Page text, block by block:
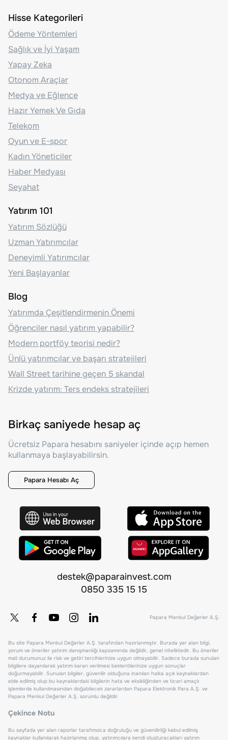
Hisse Kategorileri
Ödeme Yöntemleri
Sağlık ve İyi Yaşam
Yapay Zeka
Otonom Araçlar
Medya ve Eğlence
Hazır Yemek Ve Gıda
Telekom
Oyun ve E-spor
Kadın Yöneticiler
Haber Medyası
Seyahat
Yatırım 101
Yatırım Sözlüğü
Uzman Yatırımcılar
Deneyimli Yatırımcılar
Yeni Başlayanlar
Blog
Yatırımda Çeşitlendirmenin Önemi
Öğrenciler nasıl yatırım yapabilir?
Modern portföy teorisi nedir?
Ünlü yatırımcılar ve başarı stratejileri
Wall Street tarihine geçen 5 skandal
Krizde yatırım: Ters endeks stratejileri
Birkaç saniyede hesap aç
Ücretsiz Papara hesabını saniyeler içinde açıp hemen
kullanmaya başlayabilirsin.
Papara Hesabı Aç
destek@paparainvest.com
0850 335 15 15
Papara Menkul Değerler A.Ş.
Bu site Papara Menkul Değerler A.Ş. tarafından hazırlanmıştır. Burada yer alan bilgi,
yorum ve öneriler yatırım danışmanlığı kapsamında değildir, genel niteliktedir. Bu öneriler
mali durumunuz ile risk ve getiri tercihlerinize uygun olmayabilir. Sadece burada sunulan
bilgilere dayanılarak yatırım kararı verilmesi beklentilerinize uygun sonuçlar
doğurmayabilir. Sunulan bilgiler, güvenilir olduğuna inanılan halka açık kaynaklardan
elde edilmiş olup bu kaynaklardaki bilgilerin hata ve eksikliğinden ve ticari amaçlı
işlemlerde kullanılmasından doğabilecek zararlardan Papara Elektronik Para A.Ş. ve
Papara Menkul Değerler A.Ş. sorumlu değildir.
Çekince Notu
Bu sayfada yer alan raporlar tarafımızca doğruluğu ve güvenilirliği kabul edilmiş
kaynaklar kullanılarak hazırlanmış olup, yatırımcılara kendi oluşturacakları yatırım